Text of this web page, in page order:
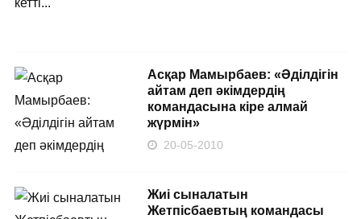
Асқар Мамырбаев: «Әділдігін
айтам деп әкімдердің
командасына кіре алмай
жүрмін»
20-05-2010
Жиі сыналатын
Жетпісбаевтың командасы